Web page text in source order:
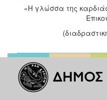
«Η γλώσσα της